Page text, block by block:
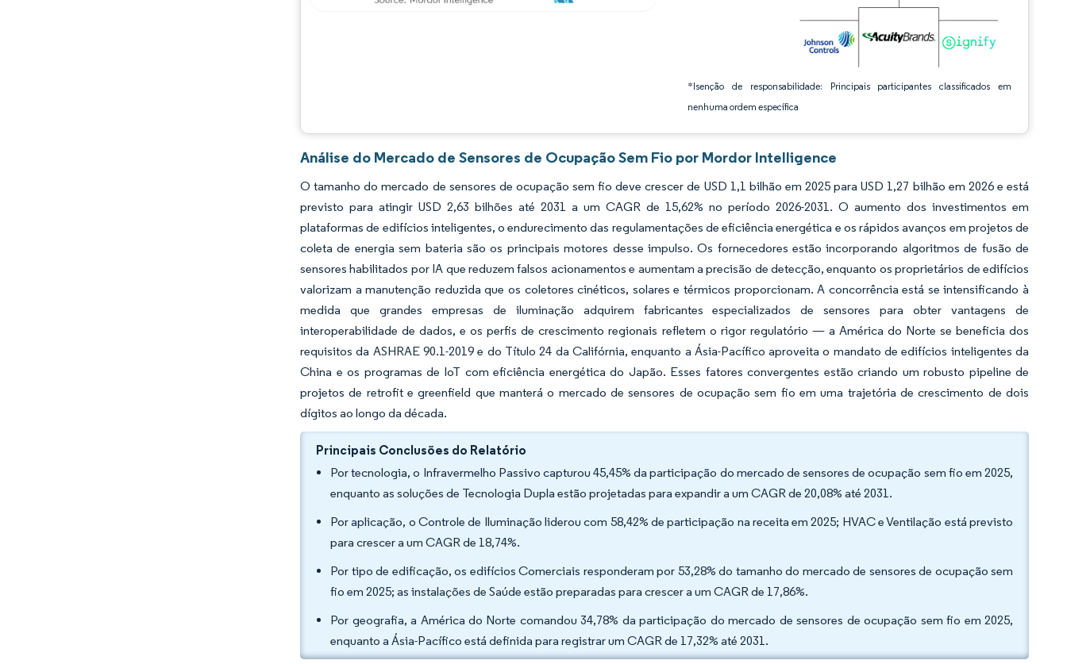
*Isenção de responsabilidade: Principais participantes classificados em
nenhuma ordem específica
Análise do Mercado de Sensores de Ocupação Sem Fio por Mordor Intelligence
O tamanho do mercado de sensores de ocupação sem fio deve crescer de USD 1,1 bilhão em 2025 para USD 1,27 bilhão em 2026 e está
previsto para atingir USD 2,63 bilhões até 2031 a um CAGR de 15,62% no período 2026-2031. O aumento dos investimentos em
plataformas de edifícios inteligentes, o endurecimento das regulamentações de eficiência energética e os rápidos avanços em projetos de
coleta de energia sem bateria são os principais motores desse impulso. Os fornecedores estão incorporando algoritmos de fusão de
sensores habilitados por IA que reduzem falsos acionamentos e aumentam a precisão de detecção, enquanto os proprietários de edifícios
valorizam a manutenção reduzida que os coletores cinéticos, solares e térmicos proporcionam. A concorrência está se intensificando à
medida que grandes empresas de iluminação adquirem fabricantes especializados de sensores para obter vantagens de
interoperabilidade de dados, e os perfis de crescimento regionais refletem o rigor regulatório — a América do Norte se beneficia dos
requisitos da ASHRAE 90.1-2019 e do Título 24 da Califórnia, enquanto a Ásia-Pacífico aproveita o mandato de edifícios inteligentes da
China e os programas de IoT com eficiência energética do Japão. Esses fatores convergentes estão criando um robusto pipeline de
projetos de retrofit e greenfield que manterá o mercado de sensores de ocupação sem fio em uma trajetória de crescimento de dois
dígitos ao longo da década.
Principais Conclusões do Relatório
Por tecnologia, o Infravermelho Passivo capturou 45,45% da participação do mercado de sensores de ocupação sem fio em 2025,
enquanto as soluções de Tecnologia Dupla estão projetadas para expandir a um CAGR de 20,08% até 2031.
Por aplicação, o Controle de Iluminação liderou com 58,42% de participação na receita em 2025; HVAC e Ventilação está previsto
para crescer a um CAGR de 18,74%.
Por tipo de edificação, os edifícios Comerciais responderam por 53,28% do tamanho do mercado de sensores de ocupação sem
fio em 2025; as instalações de Saúde estão preparadas para crescer a um CAGR de 17,86%.
Por geografia, a América do Norte comandou 34,78% da participação do mercado de sensores de ocupação sem fio em 2025,
enquanto a Ásia-Pacífico está definida para registrar um CAGR de 17,32% até 2031.